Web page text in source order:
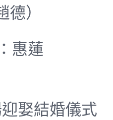
）
惠蓮
娶結婚儀式